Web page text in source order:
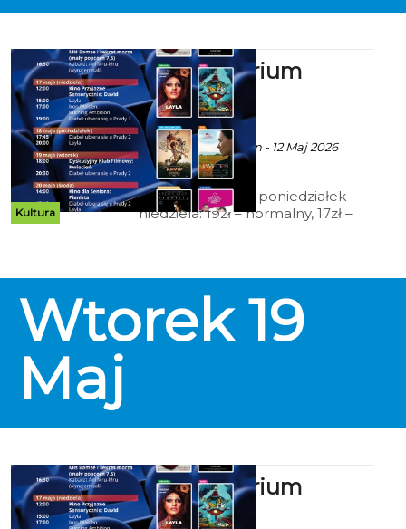
Kultura
Kino Kryterium
zaprasza
ekoszalin POLECA
Ala za CK105 Koszalin - 12 Maj 2026
godz. 10:36
Cennik: Bilety 2D poniedziałek -
niedziela: 19zł – normalny, 17zł –
niedziele), Dyskusyjny Klub
Filmowy, Kino dla Seniora, Kino
Przyjazne Sensorycznie; 12zł –
Kino Małego Widza.
Wtorek 19
Maj
Kino Kryterium
zaprasza